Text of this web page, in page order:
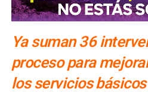
tramo, de avenida de las
América del Sur,
Ya suman 36
proceso para
los servicios